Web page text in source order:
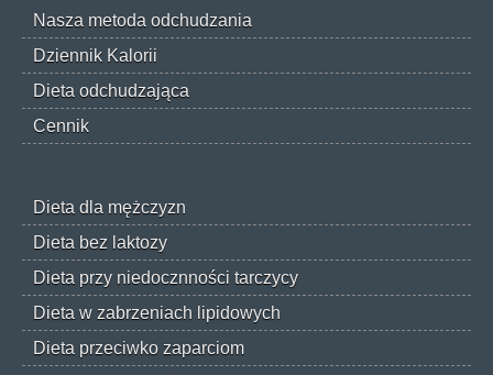
Nasza metoda odchudzania
Dziennik Kalorii
Dieta odchudzająca
Cennik
Dieta dla mężczyzn
Dieta bez laktozy
Dieta przy niedocznności tarczycy
Dieta w zabrzeniach lipidowych
Dieta przeciwko zaparciom